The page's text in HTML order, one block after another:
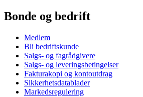
Bonde og bedrift
Medlem
Bli bedriftskunde
Salgs- og fagrådgivere
Salgs- og leveringsbetingelser
Fakturakopi og kontoutdrag
Sikkerhetsdatablader
Markedsregulering